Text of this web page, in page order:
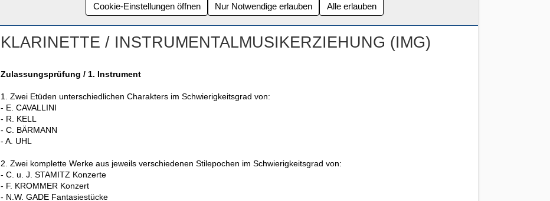
Cookie-Einstellungen öffnen Nur Notwendige erlauben Alle erlauben
KLARINETTE / INSTRUMENTALMUSIKERZIEHUNG (IMG)
Zulassungsprüfung / 1. Instrument
1. Zwei Etüden unterschiedlichen Charakters im Schwierigkeitsgrad von:
- E. CAVALLINI
- R. KELL
- C. BÄRMANN
- A. UHL
2. Zwei komplette Werke aus jeweils verschiedenen Stilepochen im Schwierigkeitsgrad von:
- C. u. J. STAMITZ Konzerte
- F. KROMMER Konzert
- N.W. GADE Fantasiestücke